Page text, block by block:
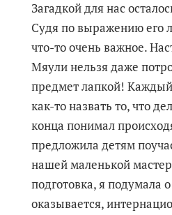
Загадкой для нас
Судя по выражению его
что-то очень важное.
Мяули нельзя даже
предмет лапкой!
как-то назвать то, что
конца понимал
предложила детям
нашей маленькой
подготовка, я подумала
оказывается,